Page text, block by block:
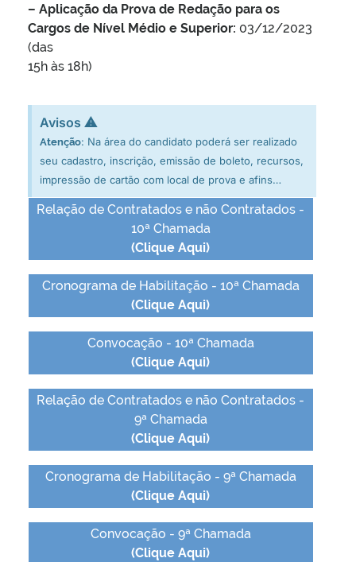
– Aplicação da Prova de Redação para os
Cargos de Nível Médio e Superior: 03/12/2023
(das
15h às 18h)
Avisos ⚠
Atenção: Na área do candidato poderá ser realizado
seu cadastro, inscrição, emissão de boleto, recursos,
impressão de cartão com local de prova e afins…
Relação de Contratados e não Contratados -
10ª Chamada
(Clique Aqui)
Cronograma de Habilitação - 10ª Chamada
(Clique Aqui)
Convocação - 10ª Chamada
(Clique Aqui)
Relação de Contratados e não Contratados -
9ª Chamada
(Clique Aqui)
Cronograma de Habilitação - 9ª Chamada
(Clique Aqui)
Convocação - 9ª Chamada
(Clique Aqui)